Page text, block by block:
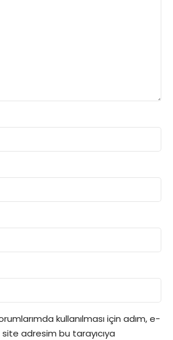
kullanılması için adım, e-
adresim bu tarayıcıya